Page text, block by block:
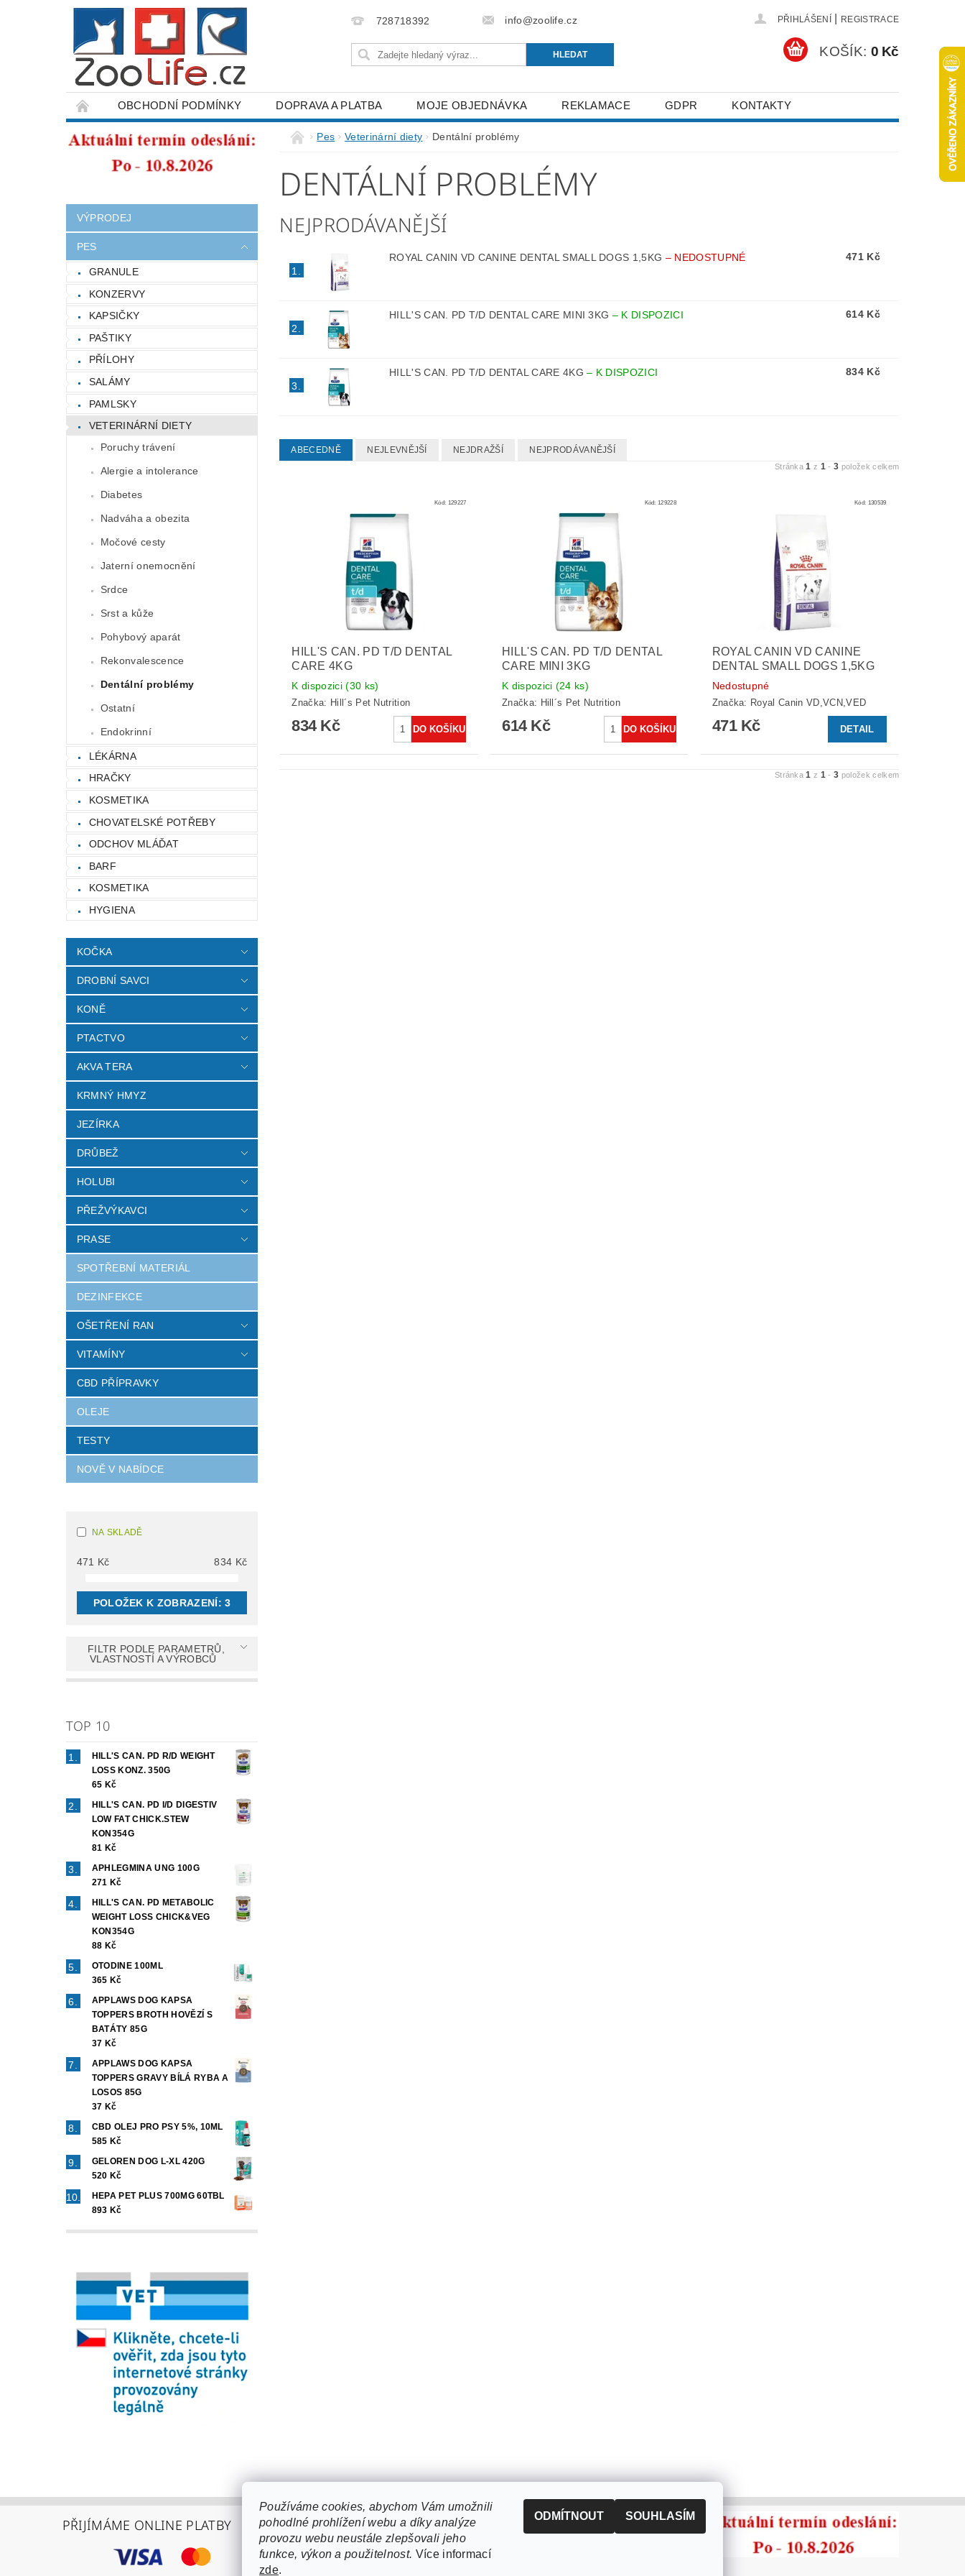
728718392 info@zoolife.cz PŘIHLÁŠENÍ REGISTRACE
KOŠÍK: 0 Kč
OBCHODNÍ PODMÍNKY DOPRAVA A PLATBA MOJE OBJEDNÁVKA REKLAMACE GDPR KONTAKTY
ODSTOUPENÍ OD SMLOUVY
VÝPRODEJ
PES
GRANULE
KONZERVY
KAPSIČKY
PAŠTIKY
PŘÍLOHY
SALÁMY
PAMLSKY
VETERINÁRNÍ DIETY
Poruchy trávení
Alergie a intolerance
Diabetes
Nadváha a obezita
Močové cesty
Jaterní onemocnění
Srdce
Srst a kůže
Pohybový aparát
Rekonvalescence
Dentální problémy
Ostatní
Endokrinní
LÉKÁRNA
HRAČKY
KOSMETIKA
CHOVATELSKÉ POTŘEBY
ODCHOV MLÁĎAT
BARF
KOSMETIKA
HYGIENA
KOČKA
DROBNÍ SAVCI
KONĚ
PTACTVO
AKVA TERA
KRMNÝ HMYZ
JEZÍRKA
DRŮBEŽ
HOLUBI
PŘEŽVÝKAVCI
PRASE
SPOTŘEBNÍ MATERIÁL
DEZINFEKCE
OŠETŘENÍ RAN
VITAMÍNY
CBD PŘÍPRAVKY
OLEJE
TESTY
NOVĚ V NABÍDCE
NA SKLADĚ
471 Kč 834 Kč
POLOŽEK K ZOBRAZENÍ:3
FILTR PODLE PARAMETRŮ,
VLASTNOSTÍ A VÝROBCŮ
TOP 10
HILL'S CAN. PD R/D WEIGHT
LOSS KONZ. 350G
65 Kč
HILL'S CAN. PD I/D DIGESTIV
LOW FAT CHICK.STEW
KON354G
81 Kč
APHLEGMINA UNG 100G
271 Kč
HILL'S CAN. PD METABOLIC
WEIGHT LOSS CHICK&VEG
KON354G
88 Kč
OTODINE 100ML
365 Kč
APPLAWS DOG KAPSA
TOPPERS BROTH HOVĚZÍ S
BATÁTY 85G
37 Kč
APPLAWS DOG KAPSA
TOPPERS GRAVY BÍLÁ RYBA A
LOSOS 85G
37 Kč
CBD OLEJ PRO PSY 5%, 10ML
585 Kč
GELOREN DOG L-XL 420G
520 Kč
HEPA PET PLUS 700MG 60TBL
893 Kč
Pes Veterinární diety Dentální problémy
DENTÁLNÍ PROBLÉMY
NEJPRODÁVANĚJŠÍ
1.
ROYAL CANIN VD CANINE DENTAL SMALL DOGS 1,5KG – NEDOSTUPNÉ 471 Kč
2.
HILL'S CAN. PD T/D DENTAL CARE MINI 3KG – K DISPOZICI 614 Kč
3.
HILL'S CAN. PD T/D DENTAL CARE 4KG– K DISPOZICI 834 Kč
ABECEDNĚ NEJLEVNĚJŠÍ NEJDRAŽŠÍ NEJPRODÁVANĚJŠÍ
Stránka1 z 1 -3 položek celkem
Kód: 129227
HILL'S CAN. PD T/D DENTAL
CARE 4KG
K dispozici(30 ks)
Značka: Hill´s Pet Nutrition
834 Kč
Kód:129228
HILL'S CAN. PD T/D DENTAL
CARE MINI 3KG
K dispozici (24 ks)
Značka: Hill´s Pet Nutrition
614 Kč
Kód: 130539
ROYAL CANIN VD CANINE
DENTAL SMALL DOGS 1,5KG
Nedostupné
Značka: Royal Canin VD,VCN,VED
471 Kč DETAIL
Stránka1 z 1 -3 položek celkem
PŘIJÍMÁME ONLINE PLATBY
Používáme cookies, abychom Vám umožnili
pohodlné prohlížení webu a díky analýze
provozu webu neustále zlepšovali jeho
funkce, výkon a použitelnost. Více informací
zde.
ODMÍTNOUT SOUHLASÍM